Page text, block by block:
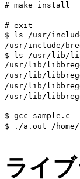
# make
# exit
$ ls /usr/
/usr/include/
$ ls /usr/lib/
/usr/lib/
/usr/lib/
/usr/lib/
/usr/lib/
$ gcc sample.c -
$ ./a.out /
ライ